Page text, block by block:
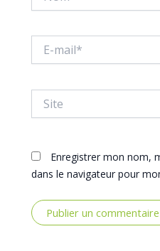
mail*
Enregistrer mon nom,
dans le navigateur pour